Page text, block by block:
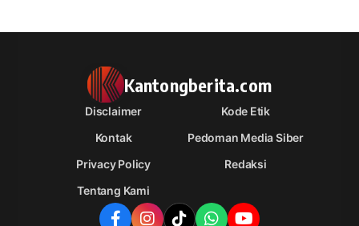
Kantongberita.com
Disclaimer
Kode Etik
Kontak
Pedoman Media Siber
Privacy Policy
Redaksi
Tentang Kami